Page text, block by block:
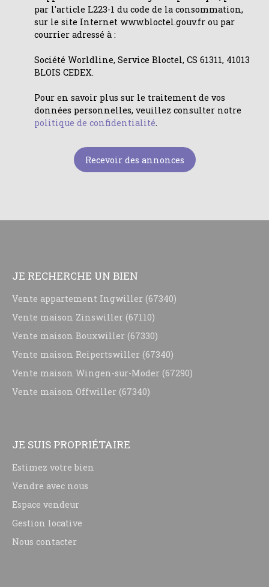
par l'article L223-1 du code de la consommation,
sur le site Internet www.bloctel.gouv.fr ou par
courrier adressé à :
Société Worldline, Service Bloctel, CS 61311, 41013
BLOIS CEDEX.
Pour en savoir plus sur le traitement de vos
données personnelles, veuillez consulter notre
politique de confidentialité.
Recevoir des annonces
JE RECHERCHE UN BIEN
Vente appartement Ingwiller (67340)
Vente maison Zinswiller (67110)
Vente maison Bouxwiller (67330)
Vente maison Reipertswiller (67340)
Vente maison Wingen-sur-Moder (67290)
Vente maison Offwiller (67340)
JE SUIS PROPRIÉTAIRE
Estimez votre bien
Vendre avec nous
Espace vendeur
Gestion locative
Nous contacter